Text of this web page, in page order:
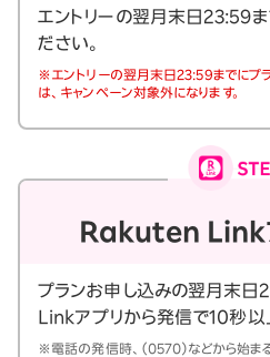
エントリーの翌月末日23:59
ださい。
※エントリーの翌月末日23:59までにプ
は、キャンペーン対象外になります。
Rakuten Link
プランお申し込みの翌月末
Linkアプリから発信で10秒以
※電話の発信時、（0570）などから始ま